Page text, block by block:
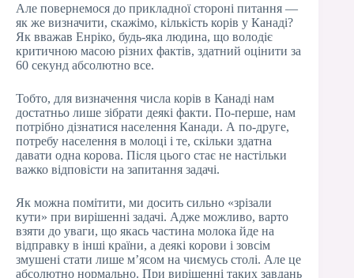
Але повернемося до прикладної стороні питання —
як же визначити, скажімо, кількість корів у Канаді?
Як вважав Енріко, будь-яка людина, що володіє
критичною масою різних фактів, здатний оцінити за
60 секунд абсолютно все.
Тобто, для визначення числа корів в Канаді нам
достатньо лише зібрати деякі факти. По-перше, нам
потрібно дізнатися населення Канади. А по-друге,
потребу населення в молоці і те, скільки здатна
давати одна корова. Після цього стає не настільки
важко відповісти на запитання задачі.
Як можна помітити, ми досить сильно «зрізали
кути» при вирішенні задачі. Адже можливо, варто
взяти до уваги, що якась частина молока йде на
відправку в інші країни, а деякі корови і зовсім
змушені стати лише м’ясом на чиємусь столі. Але це
абсолютно нормально. При вирішенні таких завдань